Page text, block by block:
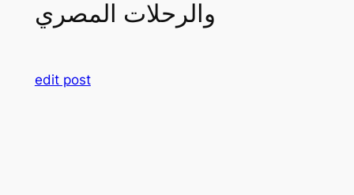
والرحلات المصري
edit post